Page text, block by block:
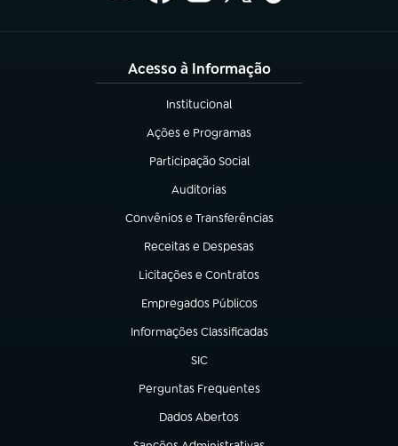
Acesso à Informação
Institucional
(abre em nova aba)
Ações e Programas
(abre em nova aba)
Participação Social
(abre em nova aba)
Auditorias
(abre em nova aba)
Convênios e Transferências
(abre em nova aba)
Receitas e Despesas
(abre em nova aba)
Licitações e Contratos
(abre em nova aba)
Empregados Públicos
(abre em nova aba)
Informações Classificadas
(abre em nova aba)
SIC
(abre em nova aba)
Perguntas Frequentes
(abre em nova aba)
Dados Abertos
(abre em nova aba)